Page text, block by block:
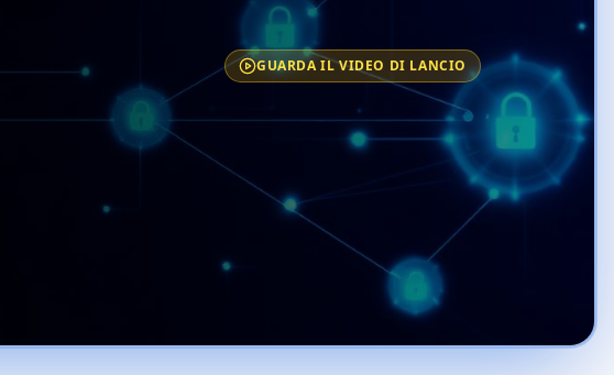
GUARDA IL VIDEO DI LANCIO